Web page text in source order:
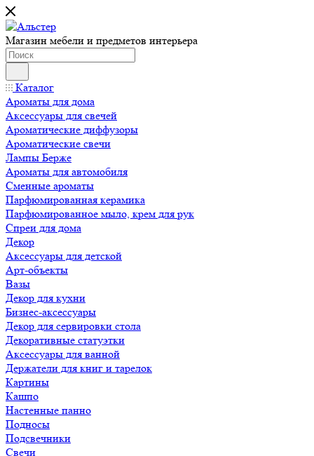
Магазин мебели и предметов интерьера
Каталог
Ароматы для дома
Аксессуары для свечей
Ароматические диффузоры
Ароматические свечи
Лампы Берже
Ароматы для автомобиля
Сменные ароматы
Парфюмированная керамика
Парфюмированное мыло, крем для рук
Спреи для дома
Декор
Аксессуары для детской
Арт-объекты
Вазы
Декор для кухни
Бизнес-аксессуары
Декор для сервировки стола
Декоративные статуэтки
Аксессуары для ванной
Держатели для книг и тарелок
Картины
Кашпо
Настенные панно
Подносы
Подсвечники
Свечи